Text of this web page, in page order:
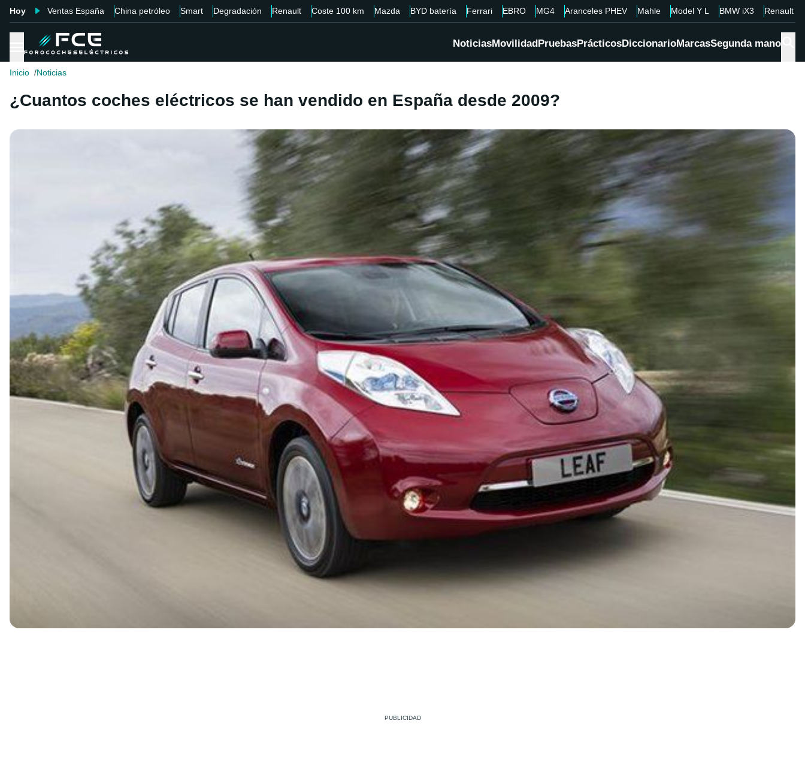
Hoy Ventas España China petróleo Smart Degradación Renault Coste 100 km Mazda BYD batería Ferrari EBRO MG4 Aranceles PHEV Mahle Model Y L BMW iX3 Renault
NoticiasMovilidadPruebasPrácticosDiccionarioMarcasSegunda mano
Inicio Noticias
¿Cuantos coches eléctricos se han vendido en España desde 2009?